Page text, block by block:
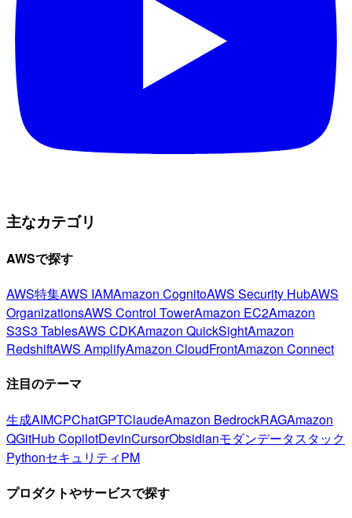
主なカテゴリ
AWSで探す
AWS特集AWS IAMAmazon CognitoAWS Security HubAWS
OrganizationsAWS Control TowerAmazon EC2Amazon
S3S3 TablesAWS CDKAmazon QuickSightAmazon
RedshiftAWS AmplifyAmazon CloudFrontAmazon Connect
注目のテーマ
生成AIMCPChatGPTClaudeAmazon BedrockRAGAmazon
QGitHub CopilotDevinCursorObsidianモダンデータスタック
PythonセキュリティPM
プロダクトやサービスで探す